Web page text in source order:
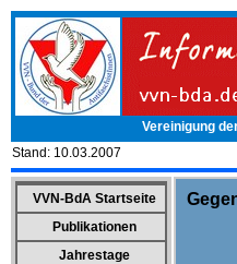
Vereinigung
Stand: 10.03.2007
VVN-BdA Startseite
Publikationen
Jahrestage